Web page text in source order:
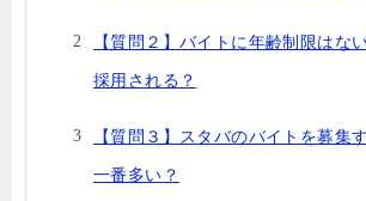
【質問２】バイトに年齢制限はな
採用される？
【質問３】スタバのバイトを募集
一番多い？